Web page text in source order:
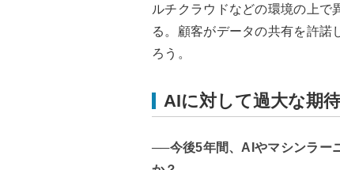
ルチクラウドなどの環境の上で
る。顧客がデータの共有を許諾
ろう。
AIに対して過大な期
──今後5年間、AIやマシンラー